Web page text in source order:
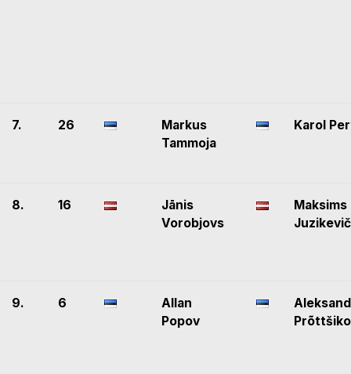
7. 26
Markus
Tammoja
Karol
8. 16
Jānis
Vorobjovs
Maksims
9. 6
Allan
Popov